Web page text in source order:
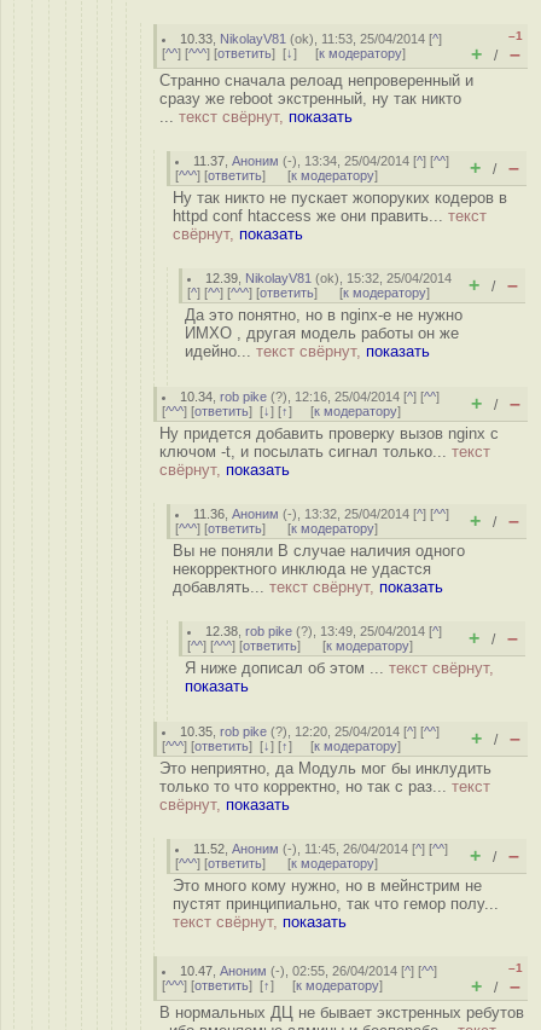
10.33 NikolayV81 (ok), 11:53, 25/04/2014 [^]
[^^] [^^^] [ответить] [↓] [к модератору]
–1
+ / –
Странно сначала релоад непроверенный и
сразу же reboot экстренный, ну так никто
... текст свёрнут, показать
11.37 ,Аноним (-), 13:34, 25/04/2014 [^] [^^]
[^^^] [ответить] [к модератору] + / –
Ну так никто не пускает жопоруких кодеров в
httpd conf htaccess же они править... текст
свёрнут, показать
12.39 NikolayV81 (ok), 15:32, 25/04/2014
[^] [^^] [^^^] [ответить] [к модератору] + / –
Да это понятно, но в nginx-е не нужно
ИМХО , другая модель работы он же
идейно... текст свёрнут, показать
10.34 ,rob pike (?), 12:16, 25/04/2014 [^] [^^]
[^^^] [ответить] [↓] [↑] [к модератору] + / –
Ну придется добавить проверку вызов nginx с
ключом -t, и посылать сигнал только... текст
свёрнут, показать
11.36 ,Аноним (-), 13:32, 25/04/2014 [^] [^^]
[^^^] [ответить] [к модератору] + / –
Вы не поняли В случае наличия одного
некорректного инклюда не удастся
добавлять... текст свёрнут, показать
12.38 ,rob pike (?), 13:49, 25/04/2014 [^]
[^^] [^^^] [ответить] [к модератору] + / –
Я ниже дописал об этом ... текст свёрнут,
показать
10.35 ,rob pike (?), 12:20, 25/04/2014 [^] [^^]
[^^^] [ответить] [↓] [↑] [к модератору] + / –
Это неприятно, да Модуль мог бы инклудить
только то что корректно, но так с раз... текст
свёрнут, показать
11.52 ,Аноним (-), 11:45, 26/04/2014 [^] [^^]
[^^^] [ответить] [к модератору] + / –
Это много кому нужно, но в мейнстрим не
пустят принципиально, так что гемор полу...
текст свёрнут, показать
10.47 ,Аноним (-), 02:55, 26/04/2014 [^] [^^]
[^^^] [ответить] [↑] [к модератору]
–1
+ / –
В нормальных ДЦ не бывает экстренных ребутов